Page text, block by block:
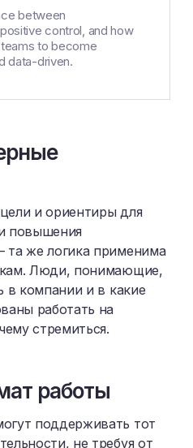
between
control, and how
to become
data-driven.
и ориентиры для
повышения
та же логика применима
Люди, понимающие,
в компании и в какие
работать на
стремиться.
работы
поддерживать тот
не требуя от